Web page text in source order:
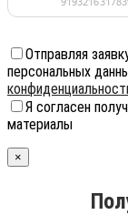
Отправляя
персональных
Я согласен
материалы
×